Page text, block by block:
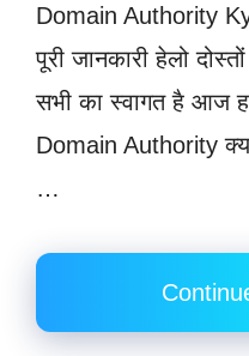
Domain Authority
पूरी जानकारी हेलो
सभी का स्वागत है आज
Domain Authority
…